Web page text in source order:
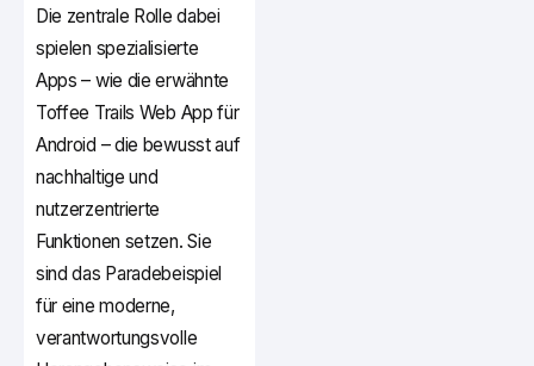
Die zentrale Rolle dabei
spielen spezialisierte
Apps – wie die erwähnte
Toffee Trails Web App für
Android – die bewusst auf
nachhaltige und
nutzerzentrierte
Funktionen setzen. Sie
sind das Paradebeispiel
für eine moderne,
verantwortungsvolle